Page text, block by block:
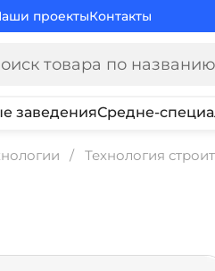
проектыКонтакты
заведенияСредне-
Технология